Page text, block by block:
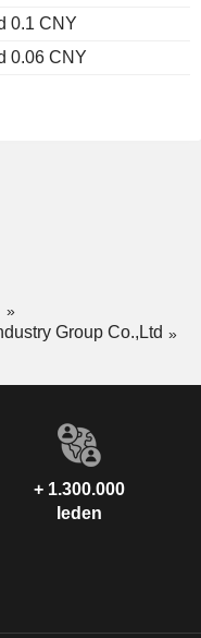
0.1 CNY
0.06 CNY
Group Co.,Ltd
+ 1.300.000
leden